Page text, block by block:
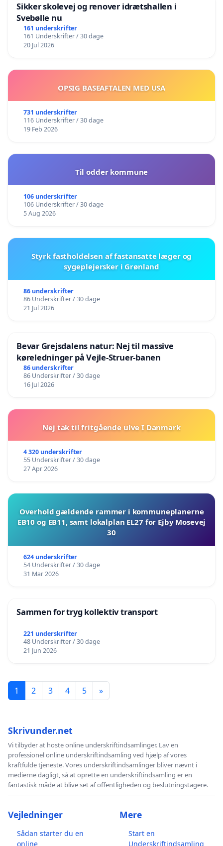
Sikker skolevej og renover idrætshallen i
Svebølle nu
161 underskrifter
161 Underskrifter / 30 dage
20 Jul 2026
OPSIG BASEAFTALEN MED USA
731 underskrifter
116 Underskrifter / 30 dage
19 Feb 2026
Til odder kommune
106 underskrifter
106 Underskrifter / 30 dage
5 Aug 2026
Styrk fastholdelsen af fastansatte læger og
sygeplejersker i Grønland
86 underskrifter
86 Underskrifter / 30 dage
21 Jul 2026
Bevar Grejsdalens natur: Nej til massive
køreledninger på Vejle-Struer-banen
86 underskrifter
86 Underskrifter / 30 dage
16 Jul 2026
Nej tak til fritgående ulve I Danmark
4 320 underskrifter
55 Underskrifter / 30 dage
27 Apr 2026
Overhold gældende rammer i kommuneplanerne
EB10 og EB11, samt lokalplan EL27 for Ejby Mosevej
30
624 underskrifter
54 Underskrifter / 30 dage
31 Mar 2026
Sammen for tryg kollektiv transport
221 underskrifter
48 Underskrifter / 30 dage
21 Jun 2026
1 2 3 4 5 »
Skrivunder.net
Vi tilbyder at hoste online underskriftindsamlinger. Lav en
professionel online underskriftindsamling ved hjælp af vores
kraftfulde tjeneste. Vores underskriftindsamlinger bliver nævnt i
medierne dagligt, så at oprette en underskriftindsamling er en
fantastisk måde at blive set af offentligheden og beslutningstagere.
Vejledninger
Sådan starter du en
online
Mere
Start en
Underskriftindsamling